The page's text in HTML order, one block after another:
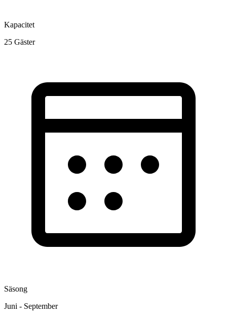
Kapacitet
25 Gäster
Säsong
Juni - September